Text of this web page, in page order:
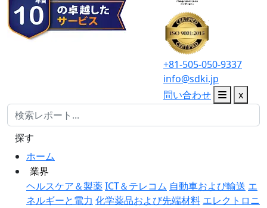
+81-505-050-9337
info@sdki.jp
問い合わせ
x
ホーム
業界
ヘルスケア＆製薬ICT＆テレコム 自動車および輸送 エ
ネルギーと電力 化学薬品および先端材料 エレクトロニ
探す